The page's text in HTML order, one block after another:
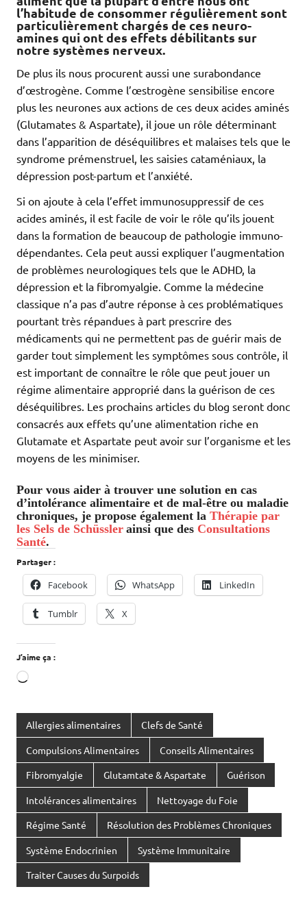
l’habitude de consommer régulièrement sont
particulièrement chargés de ces neuro-
amines qui ont des effets débilitants sur
notre systèmes nerveux.
De plus ils nous procurent aussi une surabondance
d’œstrogène. Comme l’œstrogène sensibilise encore
plus les neurones aux actions de ces deux acides aminés
(Glutamates & Aspartate), il joue un rôle déterminant
dans l’apparition de déséquilibres et malaises tels que le
syndrome prémenstruel, les saisies cataméniaux, la
dépression post-partum et l’anxiété.
Si on ajoute à cela l’effet immunosuppressif de ces
acides aminés, il est facile de voir le rôle qu’ils jouent
dans la formation de beaucoup de pathologie immuno-
dépendantes. Cela peut aussi expliquer l’augmentation
de problèmes neurologiques tels que le ADHD, la
dépression et la fibromyalgie. Comme la médecine
classique n’a pas d’autre réponse à ces problématiques
pourtant très répandues à part prescrire des
médicaments qui ne permettent pas de guérir mais de
garder tout simplement les symptômes sous contrôle, il
est important de connaître le rôle que peut jouer un
régime alimentaire approprié dans la guérison de ces
déséquilibres. Les prochains articles du blog seront donc
consacrés aux effets qu’une alimentation riche en
Glutamate et Aspartate peut avoir sur l’organisme et les
moyens de les minimiser.
Pour vous aider à trouver une solution en cas
d’intolérance alimentaire et de mal-être ou maladie
chroniques, je propose également la Thérapie par
les Sels de Schüssler ainsi que des Consultations
Santé.
Partager :
Facebook WhatsApp LinkedIn
Tumblr X
J’aime ça :
Chargement…
Allergies alimentaires Clefs de Santé
Compulsions Alimentaires Conseils Alimentaires
Fibromyalgie Glutamtate & Aspartate Guérison
Intolérances alimentaires Nettoyage du Foie
Régime Santé Résolution des Problèmes Chroniques
Système Endocrinien Système Immunitaire
Traiter Causes du Surpoids